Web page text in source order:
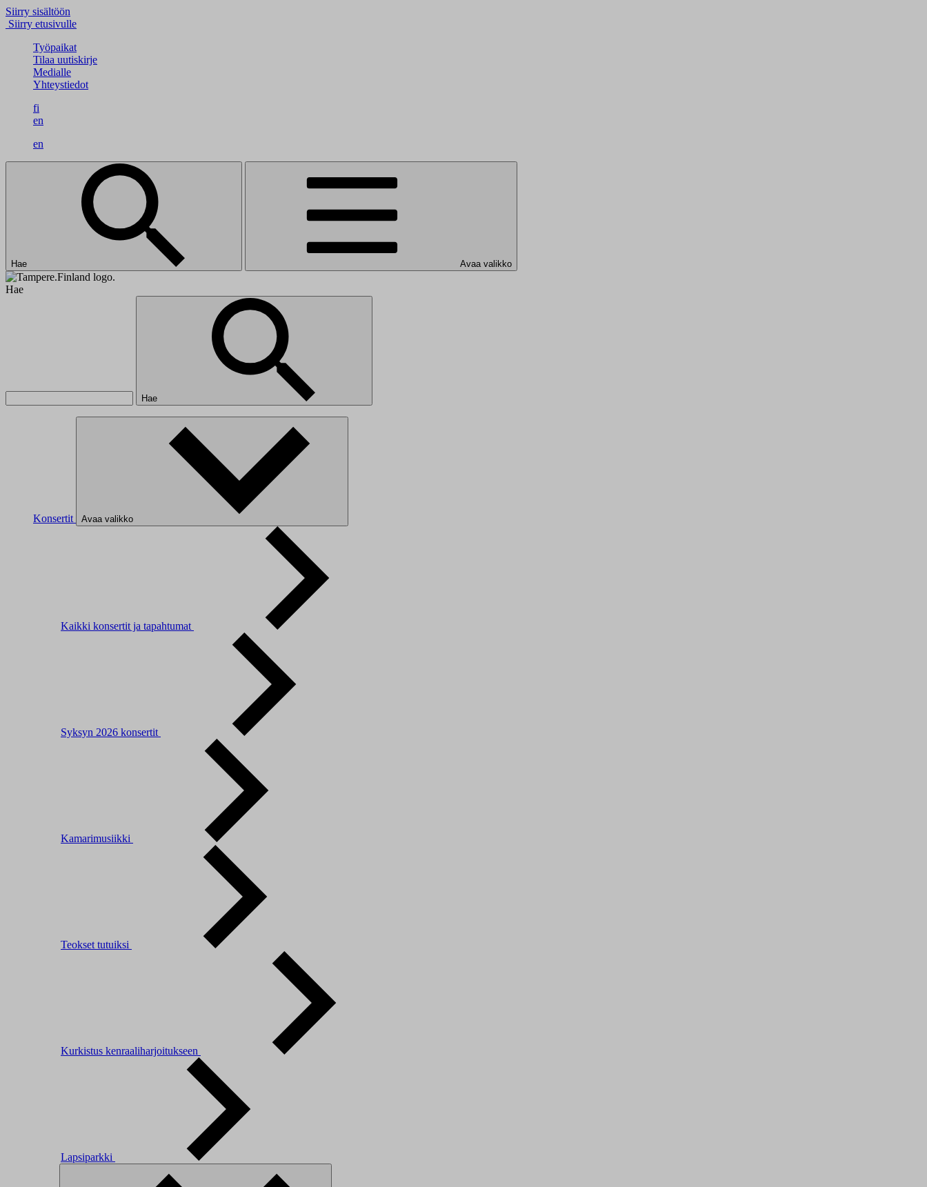
Siirry sisältöön
Siirry etusivulle
Työpaikat
Tilaa uutiskirje
Medialle
Yhteystiedot
fi
en
en
Hae Avaa valikko
Hae
Hae
Konsertit Avaa valikko
Kaikki konsertit ja tapahtumat
Syksyn 2026 konsertit
Kamarimusiikki
Teokset tutuiksi
Kurkistus kenraaliharjoitukseen
Lapsiparkki